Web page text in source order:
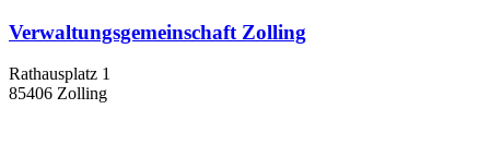
Verwaltungsgemeinschaft Zolling
Rathausplatz 1
85406 Zolling